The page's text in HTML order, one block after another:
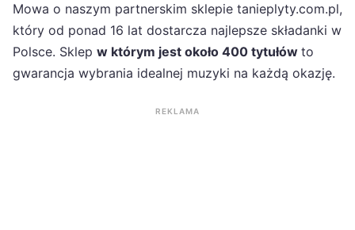
Mowa o naszym partnerskim sklepie tanieplyty.com.pl,
który od ponad 16 lat dostarcza najlepsze składanki w
Polsce. Sklep w którym jest około 400 tytułów to
gwarancja wybrania idealnej muzyki na każdą okazję.
REKLAMA